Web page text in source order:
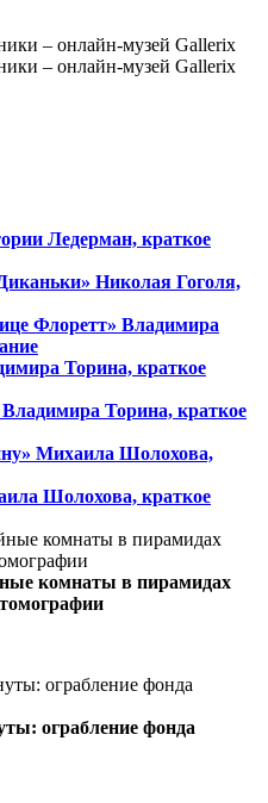
Ледерман, краткое
Николая Гоголя,
Флоретт» Владимира
Торина, краткое
Торина, краткое
Михаила Шолохова,
Шолохова, краткое
комнаты в пирамидах
ограбление фонда